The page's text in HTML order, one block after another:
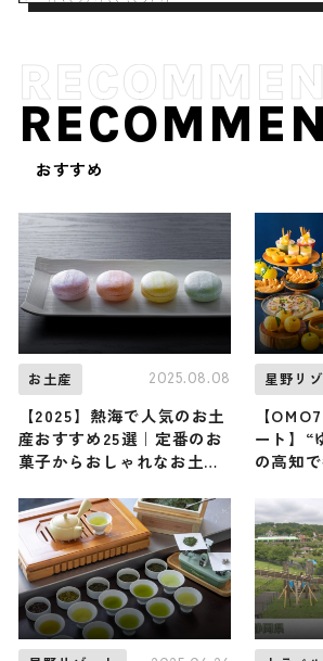
おすすめ
お土産 2025.08.08
【2025】熱海で人気のお土
産おすすめ25選｜定番のお
菓子からおしゃれなお土
紹介
星野リ
【
ート】“
の高知
ート /
ラボに